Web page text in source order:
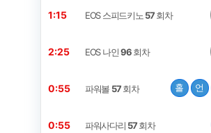
1:15 EOS 스피드키노 57회차
2:25 EOS 나인96회차
0:55 파워볼 57회차 홀 언
0:55 파워사다리 57회차